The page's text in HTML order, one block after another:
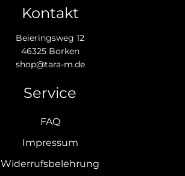
Kontakt
Beieringsweg 12
46325 Borken
shop@tara-m.de
Service
FAQ
Impressum
Widerrufsbelehrung